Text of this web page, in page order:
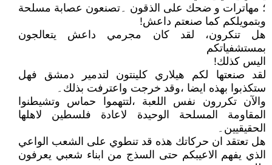
؛ مهاترات و ضحك على الذقون ۔تصنعون عصابة مسلحة
وبتمويلكم كما صنعتم داعش!
هل تنكرون، لقد كان مجرمي داعش يتعالجون
بمستشفياتكم
اليس كذلك!
لقد صنعتها لكم هيلاري كلينتون لتدمير دمشق فهل
ستكذبوا بهذه ايضا ،وقد خرجت واعترفت بذلك۔
والآن تكررون نفس اللعبة ،لتتهموا حماس وتشيطنوا
المقاومة المسلحة الوحيدة لاعادة فلسطين لاهلها
الحقيقيين۔
هل تعتقد ان حركاتك هذه قد تنطوي على الشعب الواعي
الذي يفهم الاعيبكم حتى السذج من ابناء شعبي يعرفون